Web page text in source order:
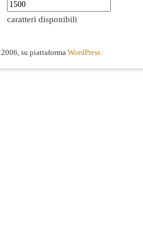
caratteri disponibili
2006, su piattaforma WordPress